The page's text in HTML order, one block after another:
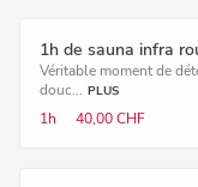
1h de sauna infra
Véritable moment de
douc... PLUS
1h 40,00 CHF